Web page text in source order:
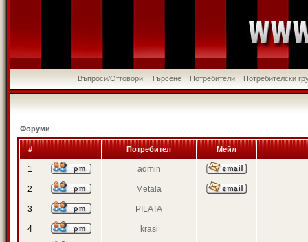
Въпроси/Отговори Търсене Потребители Потребителски
Форуми
# Потребител Мейл
1 admin
2 Metala
3 PILATA
4 krasi